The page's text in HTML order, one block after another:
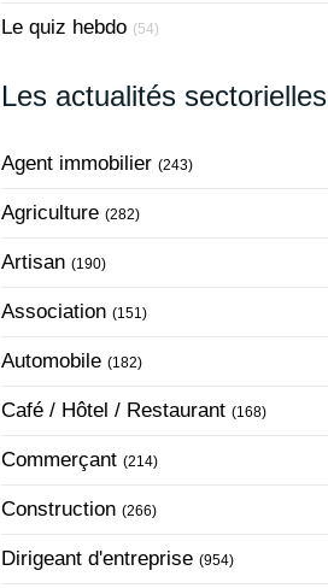
Le quiz hebdo (54)
Les actualités sectorielles
Agent immobilier (243)
Agriculture (282)
Artisan (190)
Association (151)
Automobile (182)
Café / Hôtel / Restaurant (168)
Commerçant (214)
Construction (266)
Dirigeant d'entreprise (954)